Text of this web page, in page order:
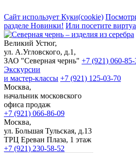
Сайт использует Куки(cookie)
разделе Новинки! Или посетите
Великий Устюг,
ул. А.Угловского, д.1,
ЗАО "Северная чернь" +7 (921) 060-85-
Экскурсии
и мастер-классы +7 (921) 125-03-70
Москва,
начальник московского
офиса продаж
+7 (921) 066-86-09
Москва,
ул. Большая Тульская, д.13
ТРЦ Ереван Плаза, 1 этаж
+7 (921) 230-58-52